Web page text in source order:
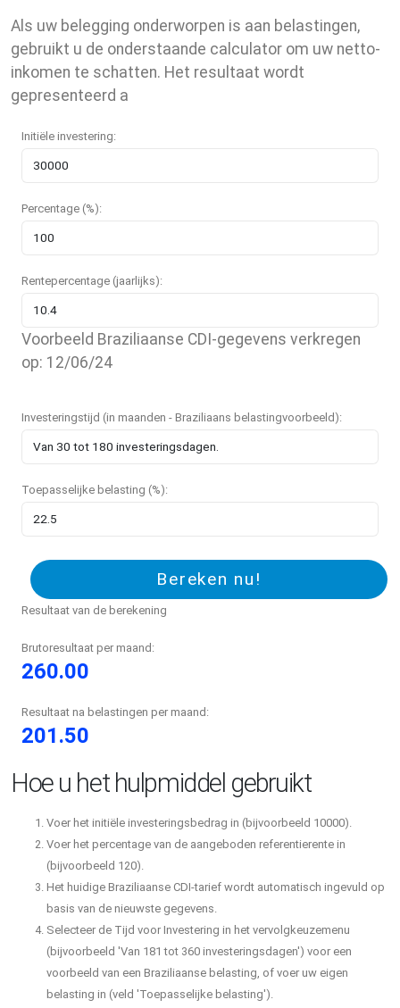
Als uw belegging onderworpen is aan belastingen,
gebruikt u de onderstaande calculator om uw netto-
inkomen te schatten. Het resultaat wordt
gepresenteerd a
Initiële investering:
Percentage (%):
Rentepercentage (jaarlijks):
Voorbeeld Braziliaanse CDI-gegevens verkregen
op: 12/06/24
Investeringstijd (in maanden - Braziliaans belastingvoorbeeld):
Toepasselijke belasting (%):
Bereken nu!
Resultaat van de berekening
Brutoresultaat per maand:
260.00
Resultaat na belastingen per maand:
201.50
Hoe u het hulpmiddel gebruikt
Voer het initiële investeringsbedrag in (bijvoorbeeld 10000).
Voer het percentage van de aangeboden referentierente in
(bijvoorbeeld 120).
Het huidige Braziliaanse CDI-tarief wordt automatisch ingevuld op
basis van de nieuwste gegevens.
Selecteer de Tijd voor Investering in het vervolgkeuzemenu
(bijvoorbeeld 'Van 181 tot 360 investeringsdagen') voor een
voorbeeld van een Braziliaanse belasting, of voer uw eigen
belasting in (veld 'Toepasselijke belasting').